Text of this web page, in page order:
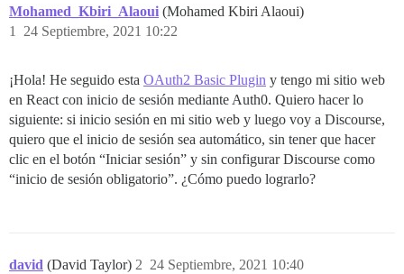
Mohamed_Kbiri_Alaoui (Mohamed Kbiri Alaoui)
24 Septiembre, 2021 10:22
1
¡Hola! He seguido esta OAuth2 Basic Plugin y tengo mi sitio web
en React con inicio de sesión mediante Auth0. Quiero hacer lo
siguiente: si inicio sesión en mi sitio web y luego voy a Discourse,
quiero que el inicio de sesión sea automático, sin tener que hacer
clic en el botón “Iniciar sesión” y sin configurar Discourse como
“inicio de sesión obligatorio”. ¿Cómo puedo lograrlo?
david (David Taylor) 24 Septiembre, 2021 10:40
2